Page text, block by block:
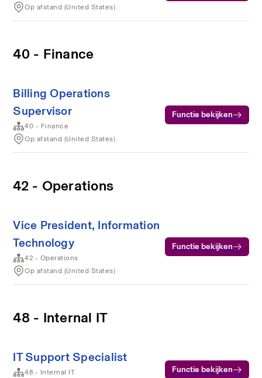
Op afstand (United States)
40 - Finance
Billing Operations
Supervisor
40 - Finance
Op afstand (United States)
Functie bekijken
42 - Operations
Vice President, Information
Technology
42 - Operations
Op afstand (United States)
Functie bekijken
48 - Internal IT
IT Support Specialist
48 - Internal IT
Functie bekijken